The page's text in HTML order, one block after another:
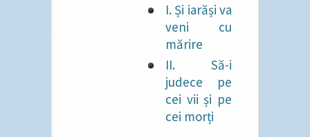
I. Și iarăși va
veni cu
mărire
II. Să-i
judece pe
cei vii și pe
cei morți